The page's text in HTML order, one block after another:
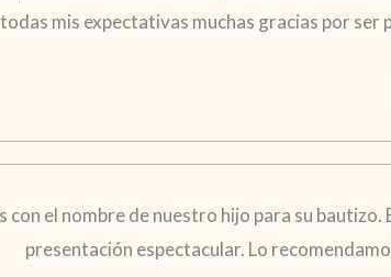
mis expectativas muchas gracias por ser
con el nombre de nuestro hijo para su
presentación espectacular. Lo